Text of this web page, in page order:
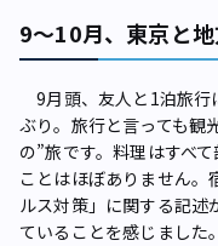
9～10月、東京と
9月頭、友人と1泊旅行
ぶり。旅行と言っても観
の”旅です。料理はすべ
ことはほぼありません。
ルス対策」に関する記述
ていることを感じました。